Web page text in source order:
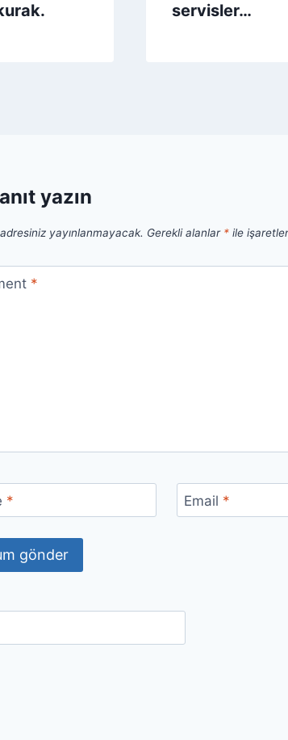
servisler…
yazın
yayınlanmayacak. Gerekli alanlar * ile
*
* Email *